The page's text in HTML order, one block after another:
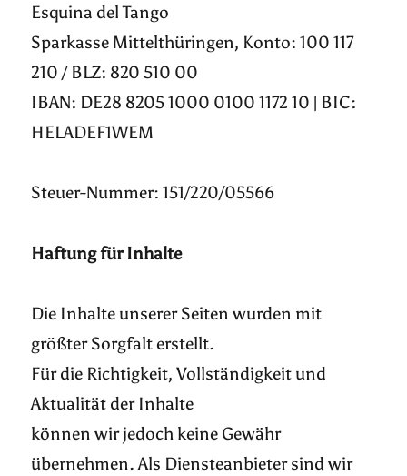
Esquina del Tango
Sparkasse Mittelthüringen, Konto: 100 117
210 / BLZ: 820 510 00
IBAN: DE28 8205 1000 0100 1172 10 | BIC:
HELADEF1WEM
Steuer-Nummer: 151/220/05566
Haftung für Inhalte
Die Inhalte unserer Seiten wurden mit
größter Sorgfalt erstellt.
Für die Richtigkeit, Vollständigkeit und
Aktualität der Inhalte
können wir jedoch keine Gewähr
übernehmen. Als Diensteanbieter sind wir